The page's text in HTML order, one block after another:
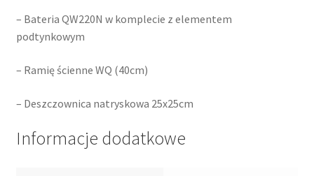
– Bateria QW220N w komplecie z elementem
podtynkowym
– Ramię ścienne WQ (40cm)
– Deszczownica natryskowa 25x25cm
Informacje dodatkowe